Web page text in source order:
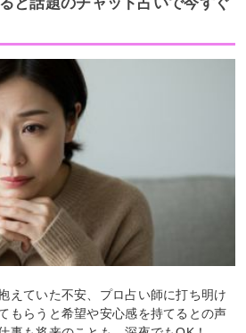
えていた不安、プロ占い師に打ち明け
もらうと希望や安心感を持てるとの声